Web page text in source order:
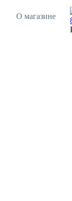
О магазине